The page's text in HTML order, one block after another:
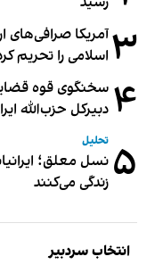
۳آمریکا صرافی‌های
اسلامی را تحریم
۴ سخنگوی قوه
دبیر‌کل حزب‌الله
۵ تحلیل
نسل معلق؛
زندگی می‌کنند
انتخاب سردبیر